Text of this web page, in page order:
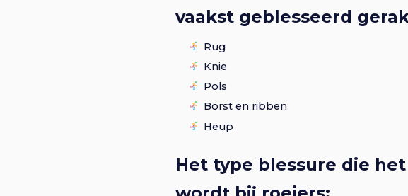
vaakst geblesseerd
Rug
Knie
Pols
Borst en ribben
Heup
Het type blessure die